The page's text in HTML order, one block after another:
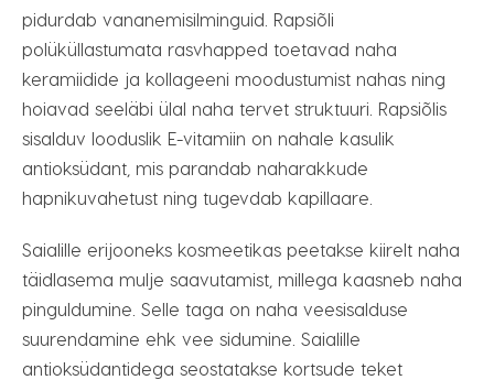
pidurdab vananemisilminguid. Rapsiõli
polüküllastumata rasvhapped toetavad naha
keramiidide ja kollageeni moodustumist nahas ning
hoiavad seeläbi ülal naha tervet struktuuri. Rapsiõlis
sisalduv looduslik E-vitamiin on nahale kasulik
antioksüdant, mis parandab naharakkude
hapnikuvahetust ning tugevdab kapillaare.
Saialille erijooneks kosmeetikas peetakse kiirelt naha
täidlasema mulje saavutamist, millega kaasneb naha
pinguldumine. Selle taga on naha veesisalduse
suurendamine ehk vee sidumine. Saialille
antioksüdantidega seostatakse kortsude teket